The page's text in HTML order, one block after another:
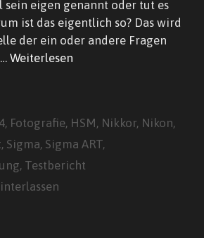
sein eigen genannt oder tut es
ist das eigentlich so? Das wird
der ein oder andere Fragen
Weiterlesen
, Fotografie, HSM, Nikkor, Nikon,
, Sigma, Sigma ART,
, Testbericht